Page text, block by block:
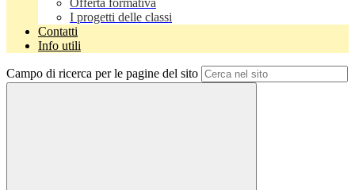
Offerta formativa
I progetti delle classi
Contatti
Info utili
Campo di ricerca per le pagine del sito